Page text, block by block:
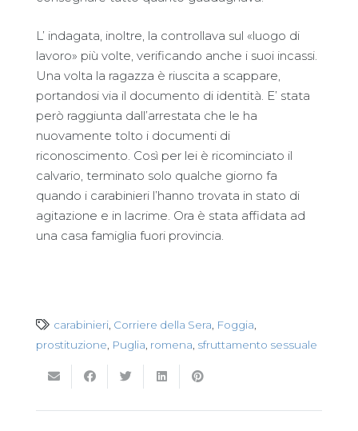
L’ indagata, inoltre, la controllava sul «luogo di
lavoro» più volte, verificando anche i suoi incassi.
Una volta la ragazza è riuscita a scappare,
portandosi via il documento di identità. E’ stata
però raggiunta dall’arrestata che le ha
nuovamente tolto i documenti di
riconoscimento. Così per lei è ricominciato il
calvario, terminato solo qualche giorno fa
quando i carabinieri l’hanno trovata in stato di
agitazione e in lacrime. Ora è stata affidata ad
una casa famiglia fuori provincia.
carabinieri, Corriere della Sera, Foggia,
prostituzione, Puglia, romena, sfruttamento sessuale